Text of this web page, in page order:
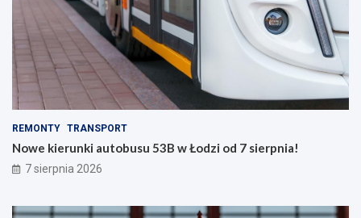
REMONTY TRANSPORT
Nowe kierunki autobusu 53B w Łodzi od 7 sierpnia!
7 sierpnia 2026